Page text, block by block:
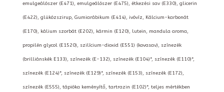
emulgeálószer (E471), emulgeálószer (E475), étkezési sav (E330), glicerin
(E422), glükózszirup, Gumiarábikum (E414), ivóvíz, Kálcium-karbonát
(E170), kálium szorbát (E202), kármin (E120), lutein, mandula aroma,
propilén glycol (E1520), szilícium-dioxid (E551) (kovasav), színezék
(brilliánskék E133), színezék (E-132), színezék (E104)*, színezék (E110)*,
színezék (E124)*, színezék (E129)*, színezék (E153), színezék (E172),
színezék (E555), tápióka keményítő, tartrazin (E102)*, teljes mértékben